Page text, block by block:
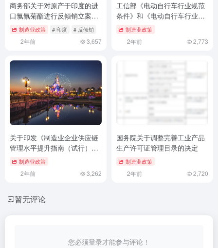
商务部关于对原产于印度的进
口氯氰菊酯进行反倾销立案调
查的公告
制造业政策 # 印度 # 反倾销
2年前 3,657
工信部《电动自行车行业规范
条件》和《电动自行车行业规
范公告管理办法》
制造业政策
2年前 2,773
关于印发《制造业企业供应链
管理水平提升指南（试行）》
的通知
制造业政策
2年前 3,262
国务院关于调整完善工业产品
生产许可证管理目录的决定
制造业政策
2年前 2,720
暂无评论
您必须登录才能参与评论！